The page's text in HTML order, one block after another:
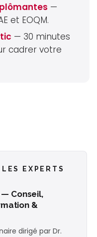
—
et EOQM.
— 30 minutes
cadrer votre
EXPERTS
Conseil,
&
dirigé par Dr.